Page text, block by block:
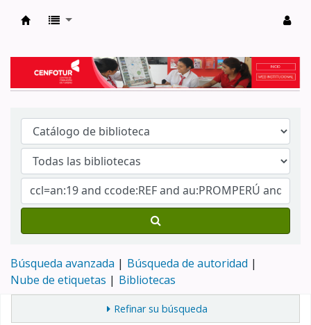
Búsqueda avanzada
Búsqueda de autoridad
Nube de etiquetas
Bibliotecas
Refinar su búsqueda